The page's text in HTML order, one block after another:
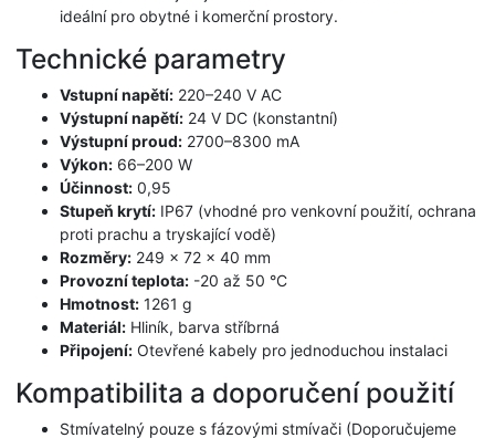
ideální pro obytné i komerční prostory.
Technické parametry
Vstupní napětí: 220–240 V AC
Výstupní napětí: 24 V DC (konstantní)
Výstupní proud: 2700–8300 mA
Výkon: 66–200 W
Účinnost: 0,95
Stupeň krytí: IP67 (vhodné pro venkovní použití, ochrana
proti prachu a tryskající vodě)
Rozměry: 249 x 72 x 40 mm
Provozní teplota: -20 až 50 °C
Hmotnost: 1261 g
Materiál: Hliník, barva stříbrná
Připojení: Otevřené kabely pro jednoduchou instalaci
Kompatibilita a doporučení použití
Stmívatelný pouze s fázovými stmívači (Doporučujeme